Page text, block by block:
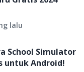
lalu
School Simulator
untuk Android!